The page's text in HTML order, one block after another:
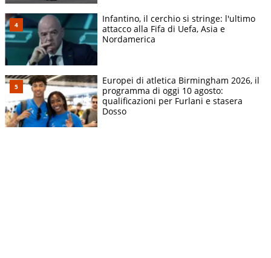
Infantino, il cerchio si stringe: l'ultimo
attacco alla Fifa di Uefa, Asia e
Nordamerica
Europei di atletica Birmingham 2026, il
programma di oggi 10 agosto:
qualificazioni per Furlani e stasera
Dosso